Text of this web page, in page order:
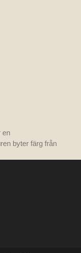
en
byter färg från